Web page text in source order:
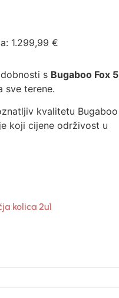
1.299,99 €
s Bugaboo Fox 5
sve terene.
kvalitetu Bugaboo
koji cijene održivost u
kolica 2u1